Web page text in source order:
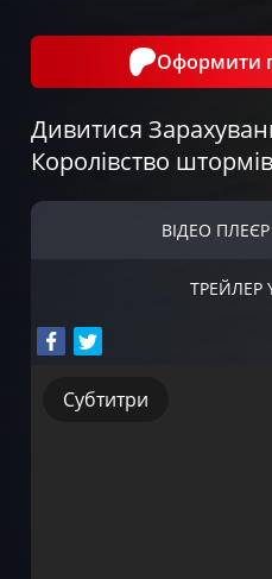
Оформити
Дивитися
Королівство
ВІДЕО ПЛЕЄР
ТРЕЙЛЕР
Субтитри